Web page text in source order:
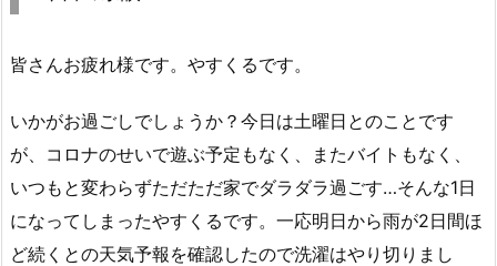
皆さんお疲れ様です。やすくるです。
いかがお過ごしでしょうか？今日は土曜日とのことです
が、コロナのせいで遊ぶ予定もなく、またバイトもなく、
いつもと変わらずただただ家でダラダラ過ごす…そんな1日
になってしまったやすくるです。一応明日から雨が2日間ほ
ど続くとの天気予報を確認したので洗濯はやり切りまし